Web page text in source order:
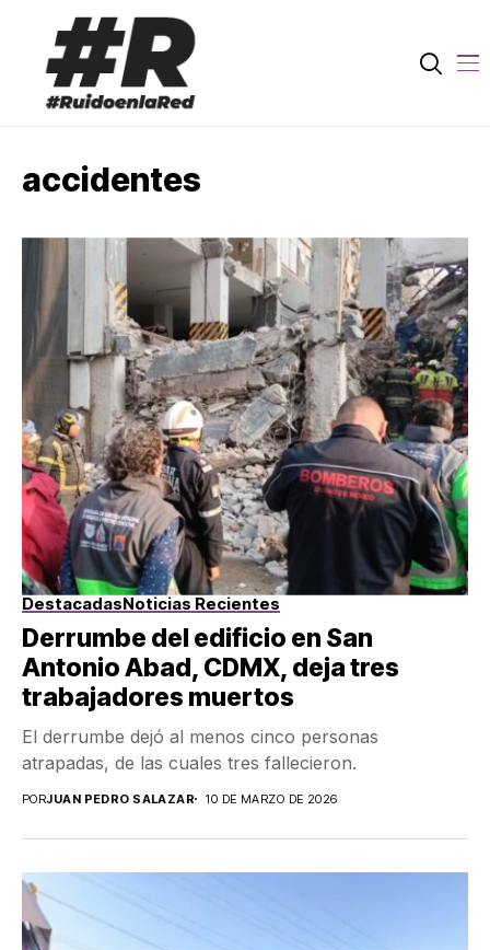
accidentes
DestacadasNoticias Recientes
Derrumbe del edificio en San
Antonio Abad, CDMX, deja tres
trabajadores muertos
El derrumbe dejó al menos cinco personas
atrapadas, de las cuales tres fallecieron.
PORJUAN PEDRO SALAZAR 10 DE MARZO DE 2026